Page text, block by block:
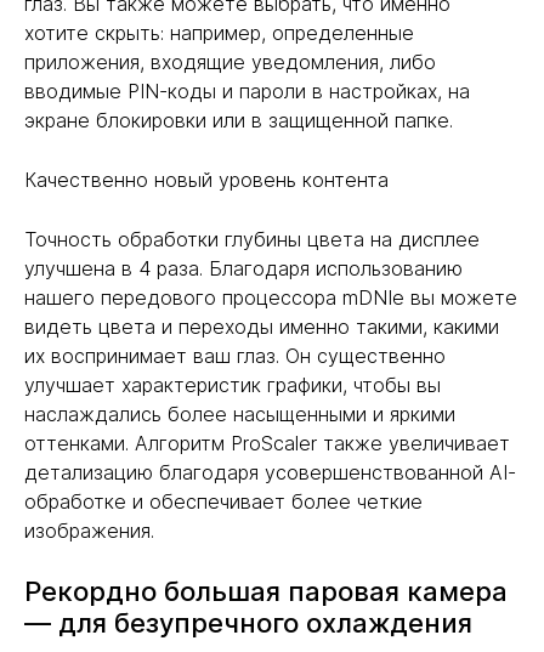
хотите скрыть: например, определенные
приложения, входящие уведомления, либо
вводимые PIN-коды и пароли в настройках, на
экране блокировки или в защищенной папке.
Качественно новый уровень контента
Точность обработки глубины цвета на дисплее
улучшена в 4 раза. Благодаря использованию
нашего передового процессора mDNIe вы можете
видеть цвета и переходы именно такими, какими
их воспринимает ваш глаз. Он существенно
улучшает характеристик графики, чтобы вы
наслаждались более насыщенными и яркими
оттенками. Алгоритм ProScaler также увеличивает
детализацию благодаря усовершенствованной AI-
обработке и обеспечивает более четкие
изображения.
Рекордно большая паровая камера
— для безупречного охлаждения